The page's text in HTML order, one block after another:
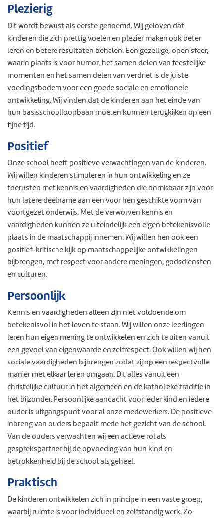
Plezierig
Dit wordt bewust als eerste genoemd. Wij geloven dat
kinderen die zich prettig voelen en plezier maken ook beter
leren en betere resultaten behalen. Een gezellige, open sfeer,
waarin plaats is voor humor, het samen delen van feestelijke
momenten en het samen delen van verdriet is de juiste
voedingsbodem voor een goede sociale en emotionele
ontwikkeling. Wij vinden dat de kinderen aan het einde van
hun basisschoolloopbaan moeten kunnen terugkijken op een
fijne tijd.
Positief
Onze school heeft positieve verwachtingen van de kinderen.
Wij willen kinderen stimuleren in hun ontwikkeling en ze
toerusten met kennis en vaardigheden die onmisbaar zijn voor
hun latere deelname aan een voor hen geschikte vorm van
voortgezet onderwijs. Met de verworven kennis en
vaardigheden kunnen ze uiteindelijk een eigen betekenisvolle
plaats in de maatschappij innemen. Wij willen hen ook een
positief-kritische kijk op maatschappelijke ontwikkelingen
bijbrengen, met respect voor andere meningen, godsdiensten
en culturen.
Persoonlijk
Kennis en vaardigheden alleen zijn niet voldoende om
betekenisvol in het leven te staan. Wij willen onze leerlingen
leren hun eigen mening te ontwikkelen en zich te uiten vanuit
een gevoel van eigenwaarde en zelfrespect. Ook willen wij hen
sociale vaardigheden bijbrengen zodat zij op een respectvolle
manier met elkaar leren omgaan. Dit alles vanuit een
christelijke cultuur in het algemeen en de katholieke traditie in
het bijzonder. Persoonlijke aandacht voor ieder kind en iedere
ouder is uitgangspunt voor al onze medewerkers. De positieve
inbreng van ouders bepaalt mede het gezicht van de school.
Van de ouders verwachten wij een actieve rol als
gesprekspartner bij de opvoeding van hun kind en
betrokkenheid bij de school als geheel.
Praktisch
De kinderen ontwikkelen zich in principe in een vaste groep,
waarbij ruimte is voor individueel en zelfstandig werk. Zo